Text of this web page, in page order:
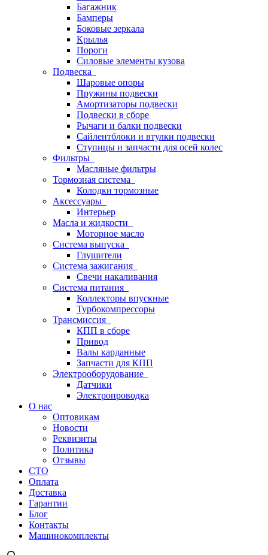
Багажник
Бамперы
Боковые зеркала
Крылья
Пороги
Силовые элементы кузова
Подвеска
Шаровые опоры
Пружины подвески
Амортизаторы подвески
Подвески в сборе
Рычаги и балки подвески
Сайлентблоки и втулки подвески
Ступицы и запчасти для осей колес
Фильтры
Масляные фильтры
Тормозная система
Колодки тормозные
Аксессуары
Интерьер
Масла и жидкости
Моторное масло
Система выпуска
Глушители
Система зажигания
Свечи накаливания
Система питания
Коллекторы впускные
Турбокомпрессоры
Трансмиссия
КПП в сборе
Привод
Валы карданные
Запчасти для КПП
Электрооборудование
Датчики
Электропроводка
О нас
Оптовикам
Новости
Реквизиты
Политика
Отзывы
СТО
Оплата
Доставка
Гарантии
Блог
Контакты
Машинокомплекты